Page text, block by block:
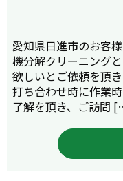
愛知県日進市のお客
機分解クリーニング
欲しいとご依頼を頂
打ち合わせ時に作業
了解を頂き、ご訪問